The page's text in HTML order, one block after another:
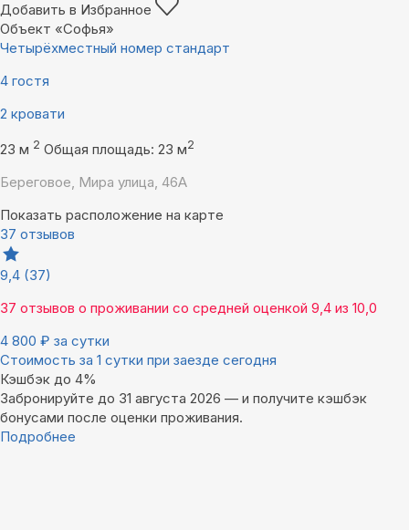
Добавить в Избранное
Объект «Софья»
Четырёхместный номер стандарт
4 гостя
2 кровати
23 м 2 Общая площадь: 23 м2
Береговое, Мира улица, 46А
Показать расположение на карте
37 отзывов
9,4 (37)
37 отзывов о проживании со средней оценкой 9,4 из 10,0
4 800 ₽ за сутки
Стоимость за 1 сутки при заезде сегодня
Кэшбэк до 4%
Забронируйте до 31 августа 2026 — и получите кэшбэк
бонусами после оценки проживания.
Подробнее